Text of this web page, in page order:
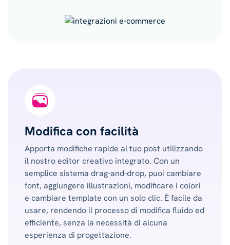
Modifica con facilità
Apporta modifiche rapide al tuo post utilizzando
il nostro editor creativo integrato. Con un
semplice sistema drag-and-drop, puoi cambiare
font, aggiungere illustrazioni, modificare i colori
e cambiare template con un solo clic. È facile da
usare, rendendo il processo di modifica fluido ed
efficiente, senza la necessità di alcuna
esperienza di progettazione.